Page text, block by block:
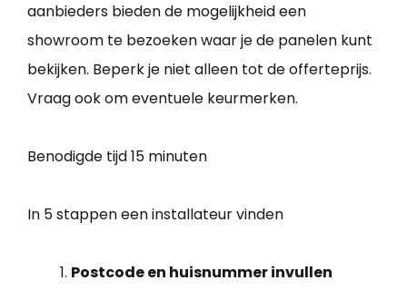
aanbieders bieden de mogelijkheid een
showroom te bezoeken waar je de panelen kunt
bekijken. Beperk je niet alleen tot de offerteprijs.
Vraag ook om eventuele keurmerken.
Benodigde tijd15 minuten
In 5 stappen een installateur vinden
Postcode en huisnummer invullen